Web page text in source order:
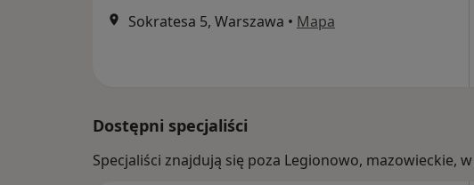
Sokratesa 5, Warszawa • Mapa
Dostępni specjaliści
Specjaliści znajdują się poza Legionowo, mazowieckie,